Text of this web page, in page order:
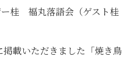
桂 福丸落語会（ゲスト桂
載いただきました「焼き鳥